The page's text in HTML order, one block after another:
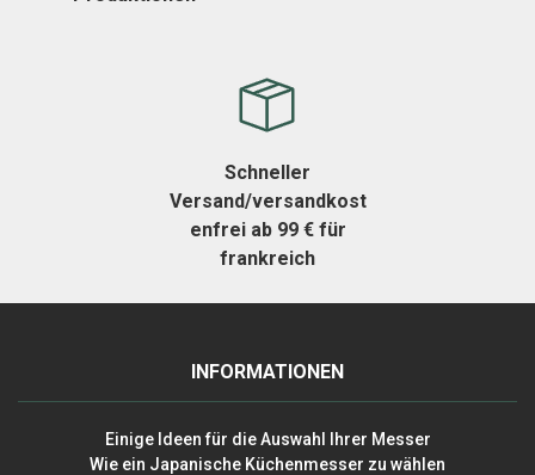
Schneller
Versand/versandkost
enfrei ab 99 € für
frankreich
INFORMATIONEN
Einige Ideen für die Auswahl Ihrer Messer
Wie ein Japanische Küchenmesser zu wählen